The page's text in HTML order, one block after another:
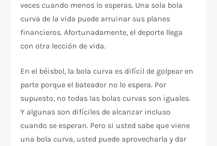
veces cuando menos lo esperas. Una sola bola
curva de la vida puede arruinar sus planes
financieros. Afortunadamente, el deporte llega
con otra lección de vida.
En el béisbol, la bola curva es difícil de golpear en
parte porque el bateador no lo espera. Por
supuesto, no todas las bolas curvas son iguales.
Y algunas son difíciles de alcanzar incluso
cuando se esperan. Pero si usted sabe que viene
una bola curva, usted puede aprovecharla y dar